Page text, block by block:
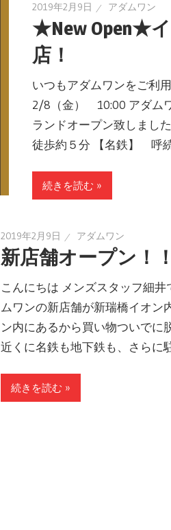
2019年2月9日 アダムワン
★New Open★
店！
いつもアダムワンをご利
2/8（金） 10:00 アダム
ランドオープン致しま
徒歩約５分 【名鉄】 呼
続きを読む »
2019年2月9日 アダムワン
新店舗オープン！！
こんにちは メンズスタッフ細
ムワンの新店舗が新瑞橋イオン
ン内にあるから買い物ついでに
近くに名鉄も地下鉄も、さらに
続きを読む »